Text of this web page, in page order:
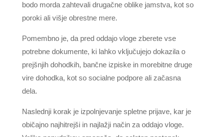
bodo morda zahtevali drugačne oblike jamstva, kot so
poroki ali višje obrestne mere.
Pomembno je, da pred oddajo vloge zberete vse
potrebne dokumente, ki lahko vključujejo dokazila o
prejšnjih dohodkih, bančne izpiske in morebitne druge
vire dohodka, kot so socialne podpore ali začasna
dela.
Naslednji korak je izpolnjevanje spletne prijave, kar je
običajno najhitrejši in najlažji način za oddajo vloge.